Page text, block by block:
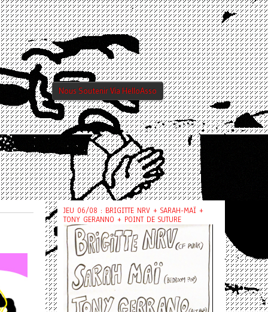
Nous Soutenir Via HelloAsso
JEU 06/08 : BRIGITTE NRV + SARAH-MAÏ +
TONY GERANNO + POINT DE SUTURE